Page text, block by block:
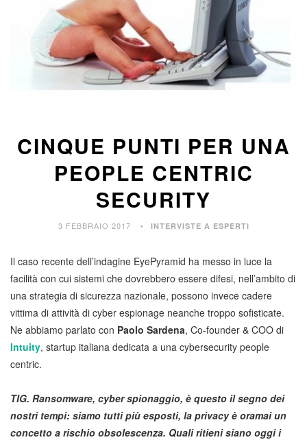
CINQUE PUNTI PER UNA
PEOPLE CENTRIC
SECURITY
3 FEBBRAIO 2017 INTERVISTE A ESPERTI
Il caso recente dell’indagine EyePyramid ha messo in luce la
facilità con cui sistemi che dovrebbero essere difesi, nell’ambito di
una strategia di sicurezza nazionale, possono invece cadere
vittima di attività di cyber espionage neanche troppo sofisticate.
Ne abbiamo parlato con Paolo Sardena, Co-founder & COO di
Intuity, startup italiana dedicata a una cybersecurity people
centric.
TIG. Ransomware, cyber spionaggio, è questo il segno dei
nostri tempi: siamo tutti più esposti, la privacy è oramai un
concetto a rischio obsolescenza. Quali ritieni siano oggi i